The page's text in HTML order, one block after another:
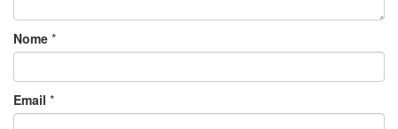
Nome *
Email *